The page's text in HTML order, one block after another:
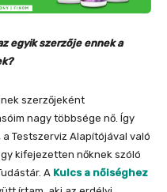
egyik szerzője ennek a
szerzőjeként
nagy többsége nő. Így
Testszerviz Alapítójával való
kifejezetten nőknek szóló
A Kulcs a nőiséghez